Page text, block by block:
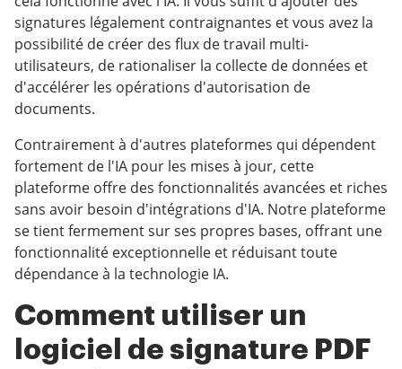
signatures légalement contraignantes et vous avez la
possibilité de créer des flux de travail multi-
utilisateurs, de rationaliser la collecte de données et
d'accélérer les opérations d'autorisation de
documents.
Contrairement à d'autres plateformes qui dépendent
fortement de l'IA pour les mises à jour, cette
plateforme offre des fonctionnalités avancées et riches
sans avoir besoin d'intégrations d'IA. Notre plateforme
se tient fermement sur ses propres bases, offrant une
fonctionnalité exceptionnelle et réduisant toute
dépendance à la technologie IA.
Comment utiliser un
logiciel de signature PDF